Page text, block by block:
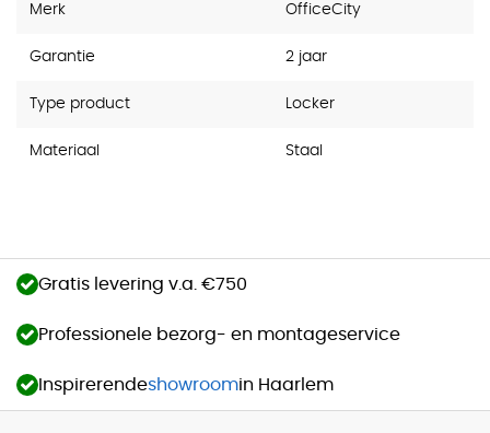
Merk OfficeCity
Garantie 2 jaar
Type product Locker
Materiaal Staal
Gratis levering v.a. €750
Professionele bezorg- en montageservice
Inspirerendeshowroomin Haarlem